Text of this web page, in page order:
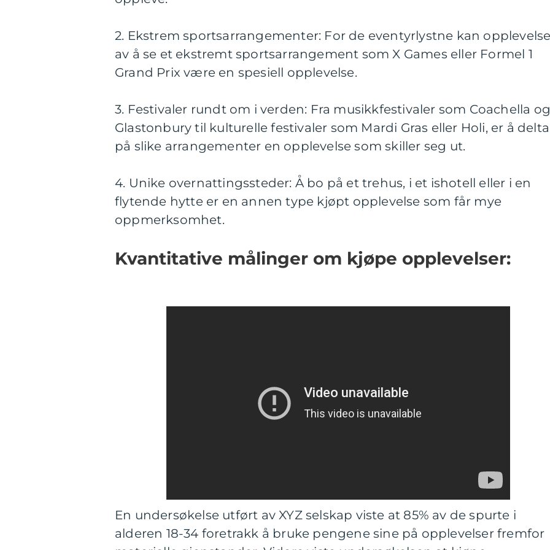
2. Ekstrem sportsarrangementer: For de eventyrlystne kan
av å se et ekstremt sportsarrangement som X Games eller Formel 1
Grand Prix være en spesiell opplevelse.
3. Festivaler rundt om i verden: Fra musikkfestivaler som Coachella
Glastonbury til kulturelle festivaler som Mardi Gras eller Holi, er å delta
på slike arrangementer en opplevelse som skiller seg ut.
4. Unike overnattingssteder: Å bo på et trehus, i et ishotell eller i en
flytende hytte er en annen type kjøpt opplevelse som får mye
oppmerksomhet.
Kvantitative målinger om kjøpe opplevelser:
En undersøkelse utført av XYZ selskap viste at 85% av de spurte i
alderen 18-34 foretrakk å bruke pengene sine på opplevelser fremfor